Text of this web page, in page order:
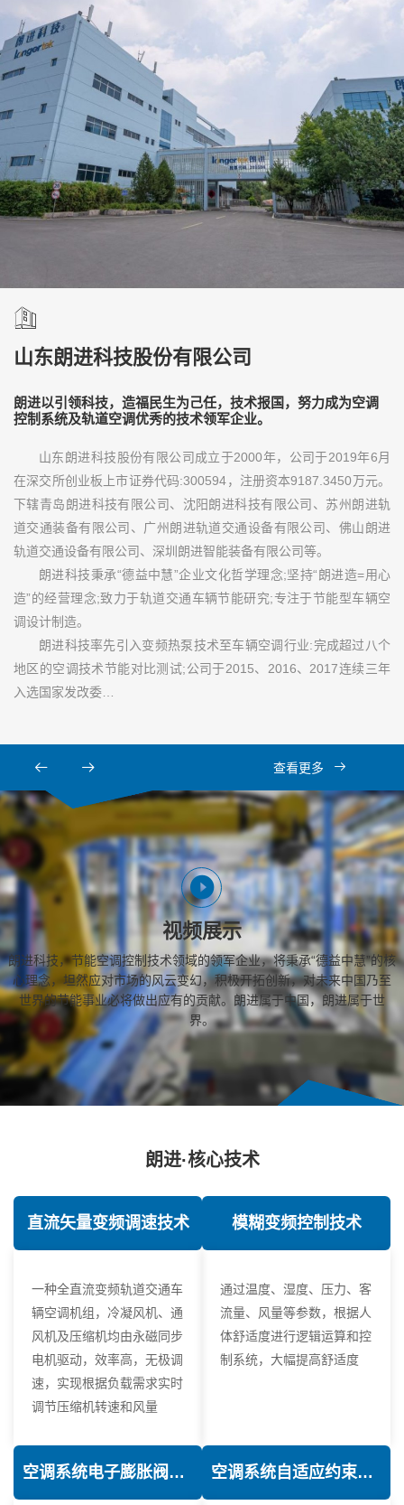
山东朗进科技股份有限公司
朗进以引领科技，造福民生为己任，技术报国，努力成为空调
控制系统及轨道空调优秀的技术领军企业。
山东朗进科技股份有限公司成立于2000年，公司于2019年6月
在深交所创业板上市证券代码:300594，注册资本9187.3450万元。
下辖青岛朗进科技有限公司、沈阳朗进科技有限公司、苏州朗进轨
道交通装备有限公司、广州朗进轨道交通设备有限公司、佛山朗进
轨道交通设备有限公司、深圳朗进智能装备有限公司等。
朗进科技秉承“德益中慧”企业文化哲学理念;坚持“朗进造=用心
造”的经营理念;致力于轨道交通车辆节能研究;专注于节能型车辆空
调设计制造。
朗进科技率先引入变频热泵技术至车辆空调行业:完成超过八个
地区的空调技术节能对比测试;公司于2015、2016、2017连续三年
入选国家发改委…
查看更多
视频展示
朗进科技，节能空调控制技术领域的领军企业，将秉承“德益中慧”的核
心理念，坦然应对市场的风云变幻，积极开拓创新，对未来中国乃至
世界的节能事业必将做出应有的贡献。朗进属于中国，朗进属于世
界。
朗进·核心技术
直流矢量变频调速技术
一种全直流变频轨道交通车
辆空调机组，冷凝风机、通
风机及压缩机均由永磁同步
电机驱动，效率高，无极调
速，实现根据负载需求实时
调节压缩机转速和风量
模糊变频控制技术
通过温度、湿度、压力、客
流量、风量等参数，根据人
体舒适度进行逻辑运算和控
制系统，大幅提高舒适度
空调系统电子膨胀阀热力学优化技术 空调系统自适应约束控制技术